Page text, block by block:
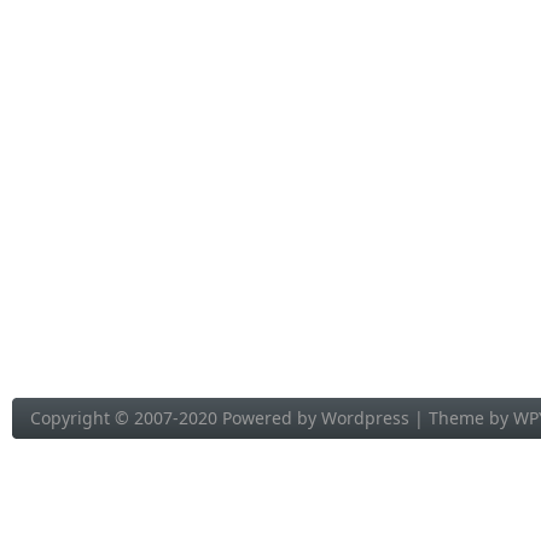
Copyright © 2007-2020 Powered by Wordpress | Theme by